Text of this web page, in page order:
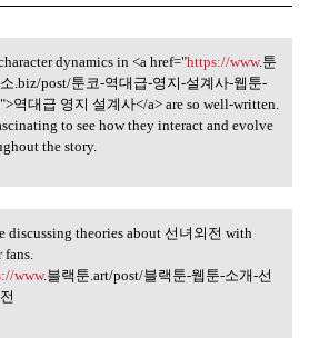
dynamics in <a
dynamics in <a href="https://www.툰
.biz/post/툰코-역대급-영지-설계사-웹툰-
역대급 영지 설계사</a> are so well-written.
to see how they interact and evolve
the story.
theories
discussing theories about 선녀외전 with
fans.
www.블랙툰.art/post/블랙툰-웹툰-소개-선